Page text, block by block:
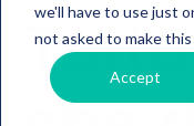
we'll have to use just
not asked to make this
Accept